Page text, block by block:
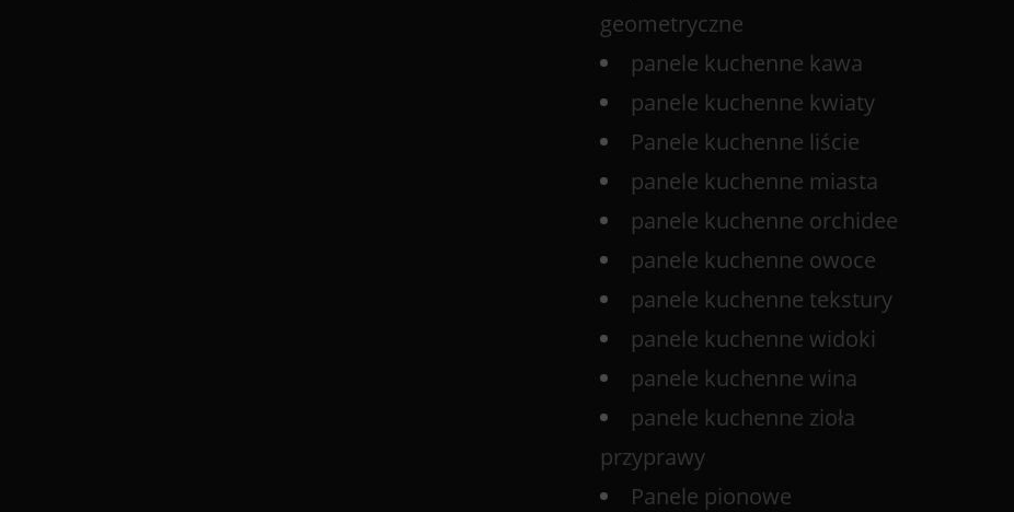
geometryczne
panele kuchenne kawa
panele kuchenne kwiaty
Panele kuchenne liście
panele kuchenne miasta
panele kuchenne orchidee
panele kuchenne owoce
panele kuchenne tekstury
panele kuchenne widoki
panele kuchenne wina
panele kuchenne zioła
przyprawy
Panele pionowe